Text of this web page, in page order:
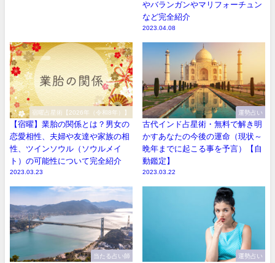
やバランガンやマリフォーチュン
など完全紹介
2023.04.08
宿曜占星術【2026年（令和8年）】
【宿曜】業胎の関係とは？男女の
恋愛相性、夫婦や友達や家族の相
性、ツインソウル（ソウルメイ
ト）の可能性について完全紹介
2023.03.23
運勢占い
古代インド占星術・無料で解き明
かすあなたの今後の運命（現状～
晩年までに起こる事を予言）【自
動鑑定】
2023.03.22
当たる占い師 運勢占い